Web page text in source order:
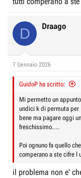
D Draago
7 Gennaio 2026
GuidoP ha scritto:
Mi permetto un
undici k di permuta per
bene ma pagare oggi
freschissimo....
Poi ognuno fa quello
comperano a ste cifre l
il problema non e'